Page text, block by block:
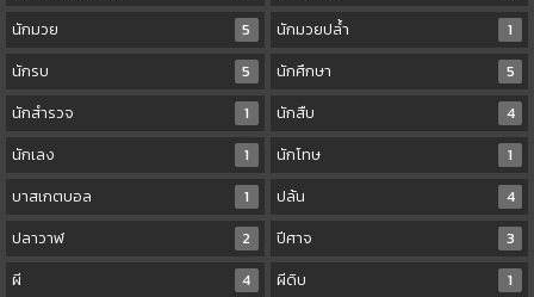
นักมวย
5 นักมวยปล้ำ
1
นักรบ
5 นักศึกษา
5
นักสำรวจ
1 นักสืบ
4
นักเลง
1 นักโทษ
1
บาสเกตบอล
1 ปล้น
4
ปลาวาฬ
2 ปีศาจ
3
ผี
4 ผีดิบ
1